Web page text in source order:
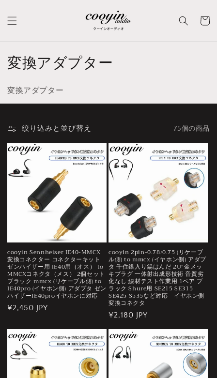
進む
ー
コ
レ
ク
シ
ョ
ン
:
変換アダプター
変換アダプター
絞り込みと並び替え 75個の商品
cooyin Sennheiser IE40-MMCX
変換コネクター コネクターキット
ゼンハイザー用 IE40用（オス） to
MMCXコネクタ（メス） 2個セット
ブラック mmcx (リケーブル側) to
IE40pro (イヤホン側) アダプタ ゼン
ハイザーIE40proイヤホンに対応
通
価
¥2,450 JPY
cooyin 2pin-0.78/0.75 (リケーブ
ル側) to mmcx (イヤホン側) アダプ
タ 千住銀入り錫はんだ 2U"金メッ
キプラグ 一体射出成形技術 音質劣
化なし 線材テスト作業用 1ペア ブ
ラック Shure用 SE215 SE315
SE425 S535など対応 イヤホン側
変換コネクタ
通
価
格
¥2,180 JPY